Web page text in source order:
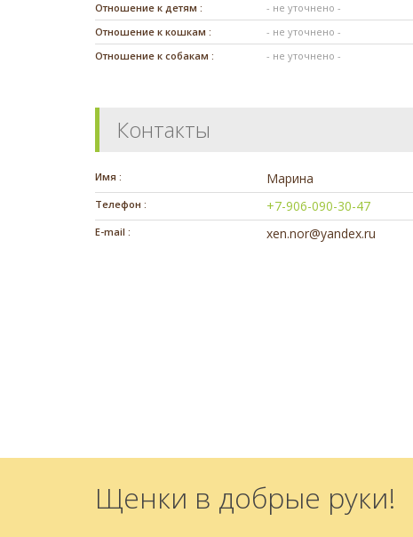
Отношение к детям :
- не уточнено -
Отношение к кошкам :
- не уточнено -
Отношение к собакам :
- не уточнено -
Контакты
Имя : Марина
Телефон : +7-906-090-30-47
E-mail : xen.nor@yandex.ru
Щенки в добрые руки!